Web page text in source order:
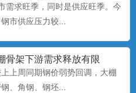
需求旺季，同时是供应旺季。今
市供应压力较...
骨架下游需求释放有限
上周同期钢价弱势回调，大棚
、角钢、钢坯...
称暖棚养殖，是指在寒冷的季
或半开放式畜禽...